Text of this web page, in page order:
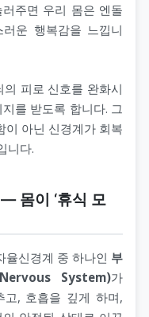
주면 우리 몸은 엔돌
운 행복감을 느낍니
피로 신호를 완화시
를 받도록 합니다. 그
이 아닌 신경계가 회복
니다.
몸이 ‘휴식 모
율신경계 중 하나인 부
System)가
고, 호흡을 깊게 하며,